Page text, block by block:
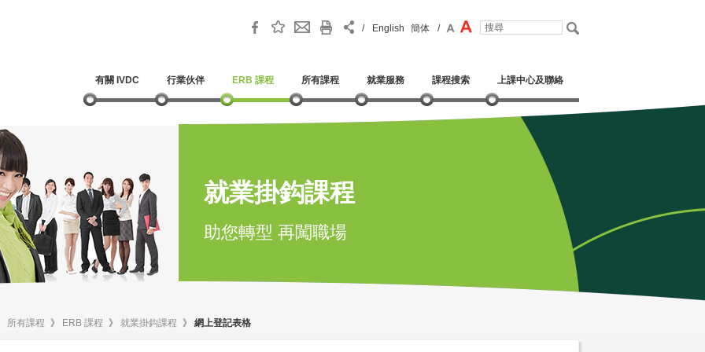
/ English 簡体 /
有關 IVDC 行業伙伴 ERB 課程 所有課程 就業服務 課程搜索 上課中心及聯絡
就業掛鈎課程
助您轉型 再闖職場
所有課程 》 ERB 課程 》 就業掛鈎課程 》 網上登記表格